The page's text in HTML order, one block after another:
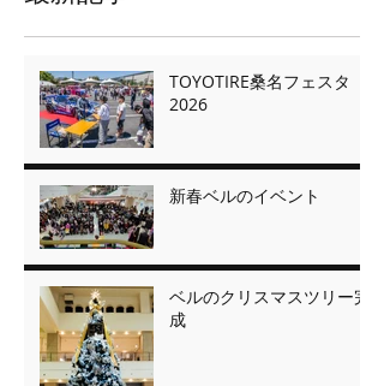
TOYOTIRE桑名フェスタ
2026
新春ベルのイベント
ベルのクリスマスツリー完
成